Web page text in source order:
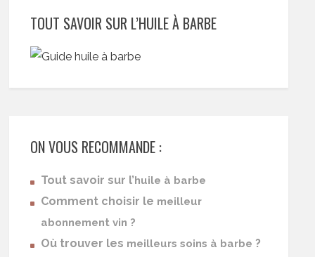
TOUT SAVOIR SUR L’HUILE À BARBE
ON VOUS RECOMMANDE :
Tout savoir sur l’huile à barbe
Comment choisir le meilleur
abonnement vin ?
Où trouver les meilleurs soins à barbe ?